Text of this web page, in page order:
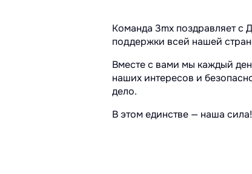
Команда 3mx поздравляет с
поддержки всей нашей
Вместе с вами мы каждый
наших интересов и
дело.
В этом единстве — наша